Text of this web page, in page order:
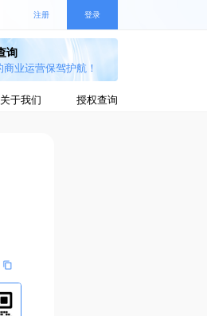
注册 登录
关于我们 授权查询